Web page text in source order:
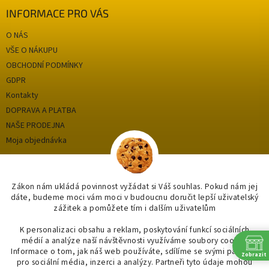
Zákon nám ukládá povinnost vyžádat si Váš souhlas. Pokud nám jej
dáte, budeme moci vám moci v budoucnu doručit lepší uživatelský
zážitek a pomůžete tím i dalším uživatelům
K personalizaci obsahu a reklam, poskytování funkcí sociálních
médií a analýze naší návštěvnosti využíváme soubory cookie.
Informace o tom, jak náš web používáte, sdílíme se svými partnery
pro sociální média, inzerci a analýzy. Partneři tyto údaje mohou
INFORMACE PRO VÁS
O NÁS
VŠE O NÁKUPU
OBCHODNÍ PODMÍNKY
GDPR
Kontakty
DOPRAVA A PLATBA
NAŠE PRODEJNA
Moja objednávka
Kategórie
OUTLET až -75%
OBKLADY A DLAŽBY
KOUPELNY
OSVĚTLENÍ
Zobrazit